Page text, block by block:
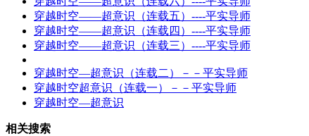
穿越时空——超意识（连载五）----平实导师
穿越时空——超意识（连载四）----平实导师
穿越时空——超意识（连载三）----平实导师
穿越时空—超意识（连载二）－－平实导师
穿越时空超意识（连载一）－－平实导师
穿越时空—超意识
相关搜索